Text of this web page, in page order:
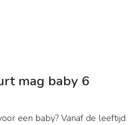
mag baby 6
een baby? Vanaf de leeftijd